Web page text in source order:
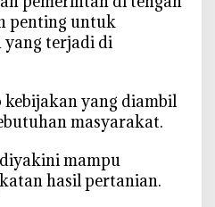
penting untuk
yang terjadi di
kebijakan yang diambil
masyarakat.
mampu
hasil pertanian.